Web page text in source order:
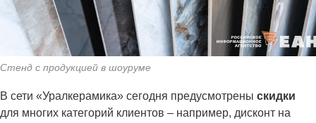
Стенд с продукцией в шоуруме
В сети «Уралкерамика» сегодня предусмотрены скидки
для многих категорий клиентов – например, дисконт на